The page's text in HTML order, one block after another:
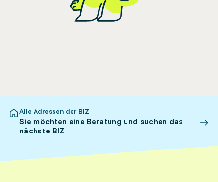
Alle Adressen der BIZ
Sie möchten eine Beratung und suchen das
nächste BIZ